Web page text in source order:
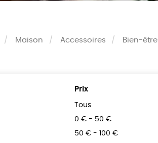
Maison Accessoires Bien-être
Prix
Tous
0 € - 50 €
50 € - 100 €